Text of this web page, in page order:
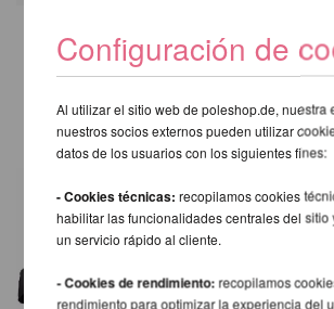
OTROS
MISMA
Configuración de
Al utilizar el sitio web de poleshop.de, nuestra
nuestros socios externos pueden utilizar
datos de los usuarios con los siguientes fines:
- Cookies técnicas:recopilamos cookies
habilitar las funcionalidades centrales del sitio
un servicio rápido al cliente.
- Cookies de rendimiento: recopilamos
rendimiento para optimizar la experiencia del